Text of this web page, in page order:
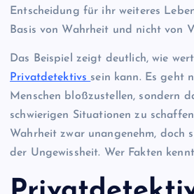
Entscheidung für ihr weiteres
Basis von Wahrheit und nicht von
Das Beispiel zeigt deutlich, wie
Privatdetektivs sein kann. Es geht
Menschen bloßzustellen, sondern
schwierigen Situationen zu
Wahrheit zwar unangenehm, doch
der Ungewissheit. Wer Fakten